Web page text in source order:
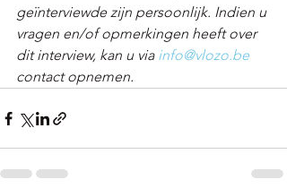
geïnterviewde zijn persoonlijk. Indien u
vragen en/of opmerkingen heeft over
dit interview, kan u via info@vlozo.be
contact opnemen.